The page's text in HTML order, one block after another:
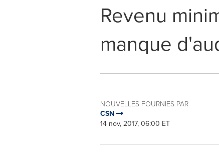
Revenu
manque
NOUVELLES FOURNIES PAR
CSN
14 nov, 2017, 06:00 ET